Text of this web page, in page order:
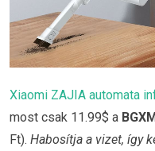
Xiaomi ZAJIA automata
most csak 11.99$ a
Ft). Habosítja a vizet, így